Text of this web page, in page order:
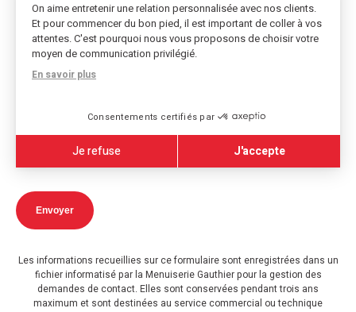
On aime entretenir une relation personnalisée avec nos clients.
Et pour commencer du bon pied, il est important de coller à vos
attentes. C'est pourquoi nous vous proposons de choisir votre
moyen de communication privilégié.
En savoir plus
Consentements certifiés par
Je refuse J'accepte
Envoyer
Les informations recueillies sur ce formulaire sont enregistrées dans un
fichier informatisé par la Menuiserie Gauthier pour la gestion des
demandes de contact. Elles sont conservées pendant trois ans
maximum et sont destinées au service commercial ou technique